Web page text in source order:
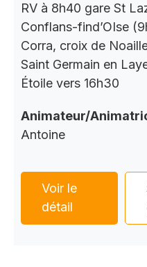
RV à 8h40 gare St
Conflans-find’OIse
Corra, croix de
Saint Germain en
Étoile vers 16h30
Animateur/
Antoine
Voir le
détail